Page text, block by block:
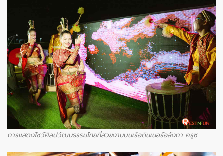
การแสดงโชว์ศิลปวัฒนธรรมไทยที่สวยงามบนเรือดินเนอร์อลังกา ครูซ